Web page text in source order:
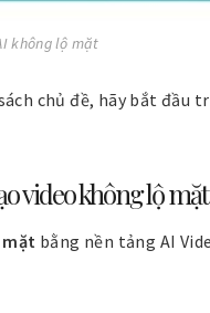
không lộ mặt
chủ đề, hãy bắt
video không lộ
mặt bằng nền tảng AI